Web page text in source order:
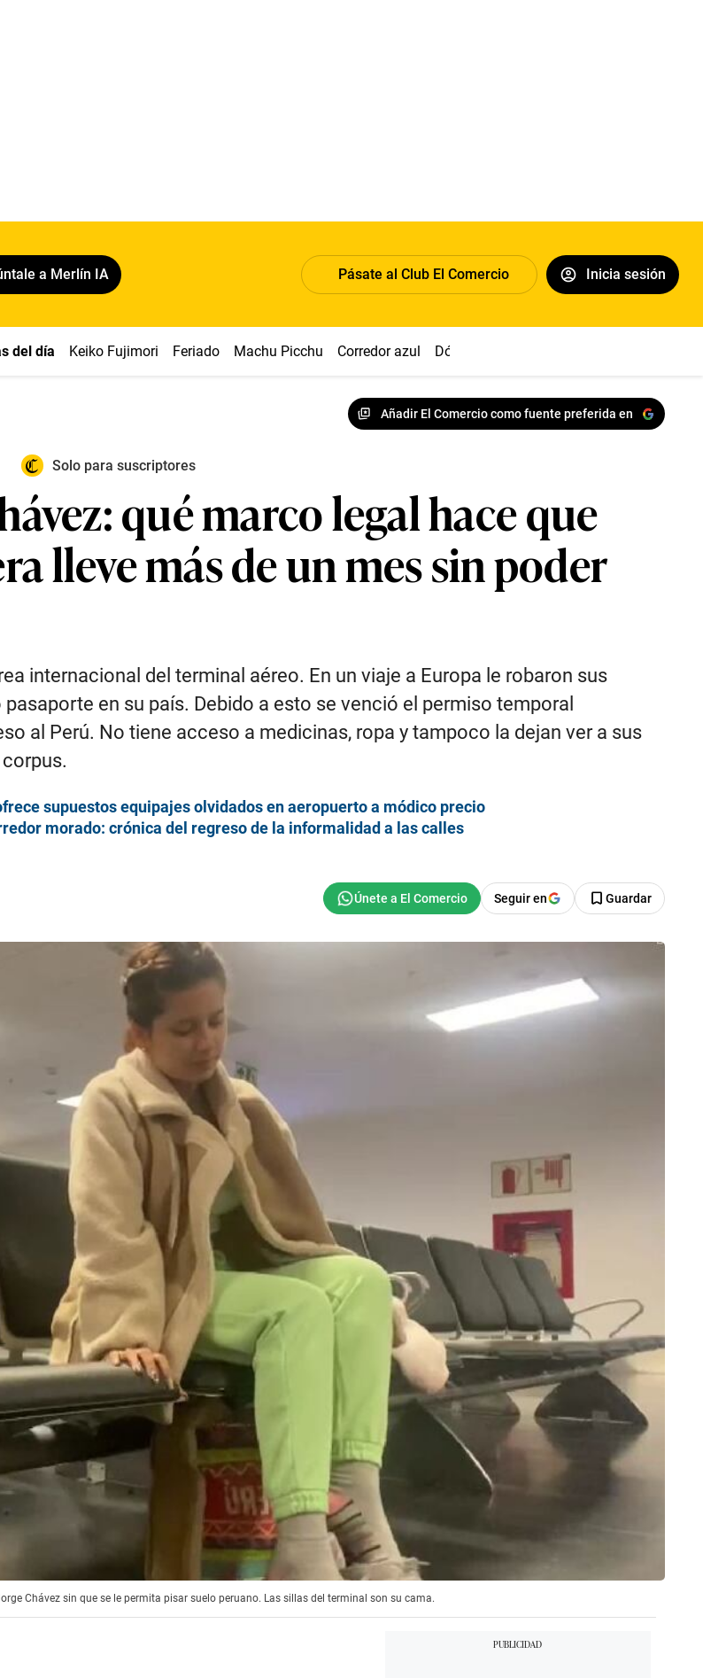
a Merlín IA Pásate al Club El Comercio Inicia sesión
del día Keiko Fujimori Feriado Machu Picchu Corredor azul Dólar
Añadir El Comercio como fuente preferida en
Solo para suscriptores
qué marco legal hace que
lleve más de un mes sin poder
internacional del terminal aéreo. En un viaje a Europa le robaron sus
en su país. Debido a esto se venció el permiso temporal
al Perú. No tiene acceso a medicinas, ropa y tampoco la dejan ver a sus
supuestos equipajes olvidados en aeropuerto a módico precio
morado: crónica del regreso de la informalidad a las calles
Seguir en Guardar
Chávez sin que se le permita pisar suelo peruano. Las sillas del terminal son su cama.